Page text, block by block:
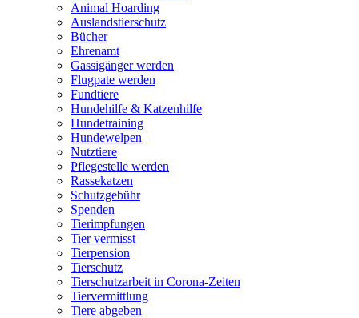
Animal Hoarding
Auslandstierschutz
Bücher
Ehrenamt
Gassigänger werden
Flugpate werden
Fundtiere
Hundehilfe & Katzenhilfe
Hundetraining
Hundewelpen
Nutztiere
Pflegestelle werden
Rassekatzen
Schutzgebühr
Spenden
Tierimpfungen
Tier vermisst
Tierpension
Tierschutz
Tierschutzarbeit in Corona-Zeiten
Tiervermittlung
Tiere abgeben